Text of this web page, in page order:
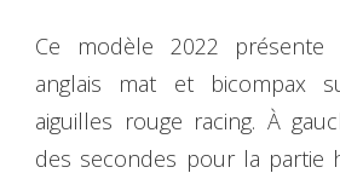
Ce modèle 2022
anglais mat et bicompax
aiguilles rouge racing. À
des secondes pour la partie